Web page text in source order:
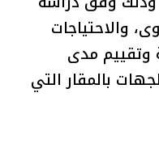
والاحتياجات
وتقييم مدى
بالمقار التي